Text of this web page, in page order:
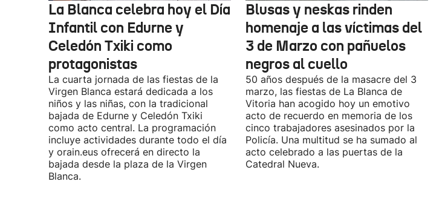
La Blanca celebra hoy el Día
Infantil con Edurne y
Celedón Txiki como
protagonistas
La cuarta jornada de las fiestas de la
Virgen Blanca estará dedicada a los
niños y las niñas, con la tradicional
bajada de Edurne y Celedón Txiki
como acto central. La programación
incluye actividades durante todo el día
y orain.eus ofrecerá en directo la
bajada desde la plaza de la Virgen
Blanca.
Blusas y neskas rinden
homenaje a las víctimas del
3 de Marzo con pañuelos
negros al cuello
50 años después de la masacre del 3
marzo, las fiestas de La Blanca de
Vitoria han acogido hoy un emotivo
acto de recuerdo en memoria de los
cinco trabajadores asesinados por la
Policía. Una multitud se ha sumado al
acto celebrado a las puertas de la
Catedral Nueva.